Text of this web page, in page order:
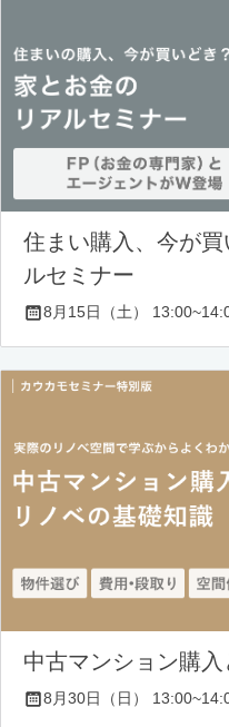
住まい購入、今が
ルセミナー
8月15日（土）
中古マンション購
8月30日（日）